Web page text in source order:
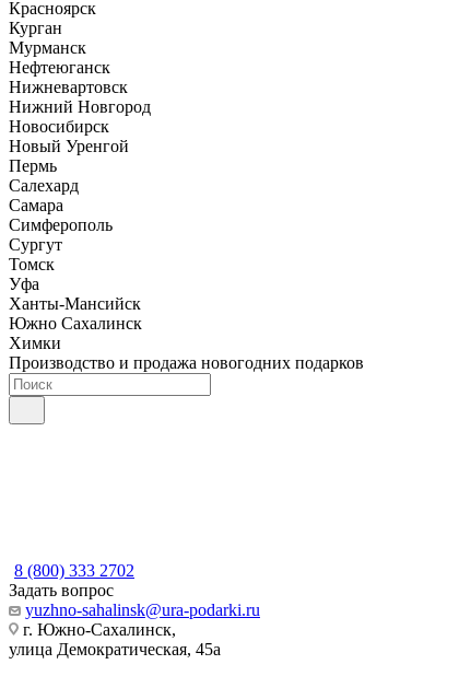
Красноярск
Курган
Мурманск
Нефтеюганск
Нижневартовск
Нижний Новгород
Новосибирск
Новый Уренгой
Пермь
Салехард
Самара
Симферополь
Сургут
Томск
Уфа
Ханты-Мансийск
Южно Сахалинск
Химки
Производство и продажа новогодних подарков
8 (800) 333 2702
Задать вопрос
yuzhno-sahalinsk@ura-podarki.ru
г. Южно-Сахалинск,
улица Демократическая, 45а